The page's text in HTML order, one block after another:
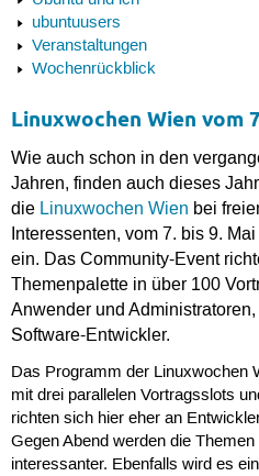
ubuntuusers
Veranstaltungen
Wochenrückblick
Linuxwochen Wien vom
Wie auch schon in den
Jahren, finden auch dieses
die Linuxwochen Wien bei
Interessenten, vom 7. bis 9.
ein. Das Community-Event
Themenpalette in über 100
Anwender und
Software-Entwickler.
Das Programm der Linuxwochen
mit drei parallelen Vortragsslots
richten sich hier eher an
Gegen Abend werden die
interessanter. Ebenfalls wird es